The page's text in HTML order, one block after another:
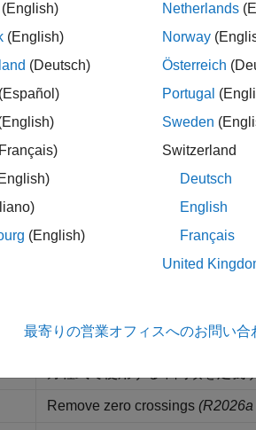
Program customized run-time
Return past value of operand
オペランドの時間微分を返す
Reuse expressions in
components
コンポーネント ファイルで条
Perform time integration of
Remove zero crossings (R2026a
(English)
(English)
(Deutsch)
(Español)
(English)
Netherlands
Norway
Österreich
Portugal
Sweden
Switzerland
Deutsch
English
Français
United
最寄りの営業オフィスへのお問い合